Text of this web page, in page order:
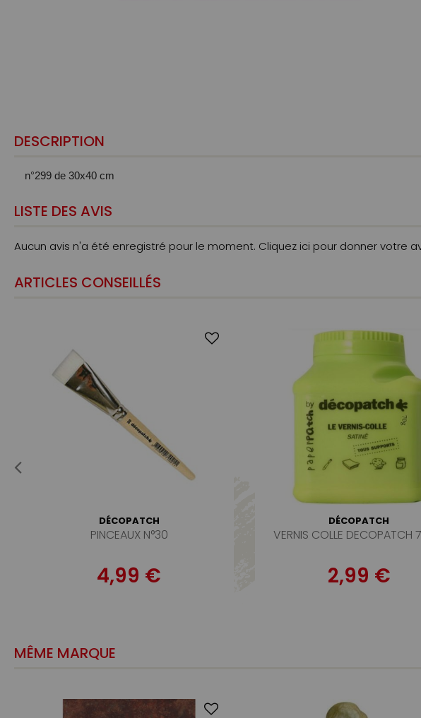
DESCRIPTION
n°299 de 30x40 cm
LISTE DES AVIS
Aucun avis n'a été enregistré pour le moment. Cliquez ici pour donner votre
ARTICLES CONSEILLÉS
DÉCOPATCH
PINCEAUX N°30
4,99 €
DÉCOPATCH
VERNIS COLLE DECOPATCH
2,99 €
MÊME MARQUE